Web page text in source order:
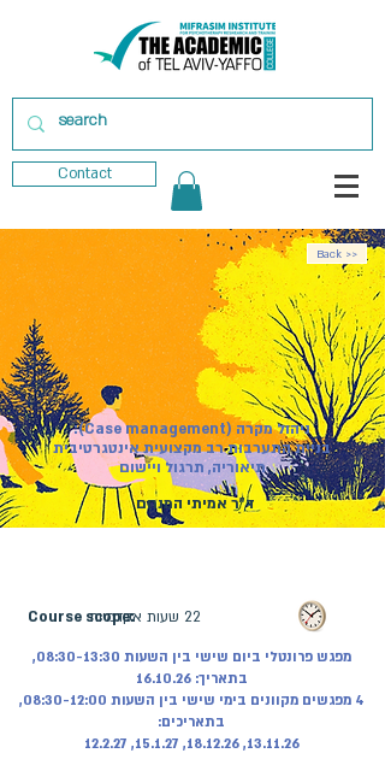
Contact
Back >>
ניהול מקרה (Case management):
בניית התערבות רב מקצועית אינטגרטיבית
תיאוריה, תרגול ויישום
ד"ר אמיתי המנחם
Course scope: 22 שעות אקדמיות
מפגש פרונטלי ביום שישי בין השעות 08:30-13:30,
בתאריך: 16.10.26
4 מפגשים מקוונים בימי שישי בין השעות 08:30-12:00,
בתאריכים:
13.11.26, 18.12.26, 15.1.27, 12.2.27